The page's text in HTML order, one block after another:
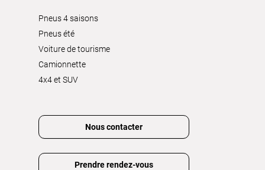
Pneus 4 saisons
Pneus été
Voiture de tourisme
Camionnette
4x4 et SUV
Nous contacter
Prendre rendez-vous